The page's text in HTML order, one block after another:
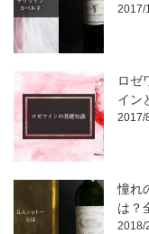
2017/
ロゼ
イン
2017/
憧れ
は？
2018/